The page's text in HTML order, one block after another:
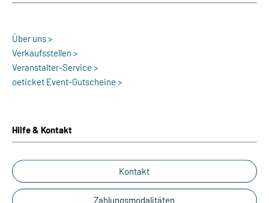
Über uns >
Verkaufsstellen >
Veranstalter-Service >
oeticket Event-Gutscheine >
Hilfe & Kontakt
Kontakt
Zahlungsmodalitäten